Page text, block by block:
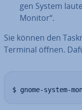
gen System
Monitor“.
Sie können den
Terminal öffnen.
$ gnome-system-